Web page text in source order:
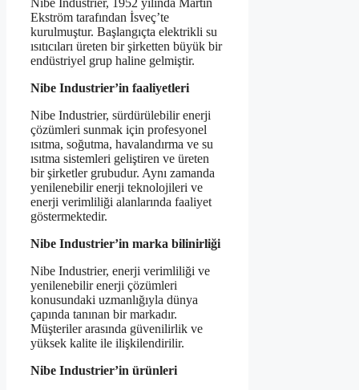
Nibe Industrier, 1952 yılında Martin
Ekström tarafından İsveç’te
kurulmuştur. Başlangıçta elektrikli su
ısıtıcıları üreten bir şirketten büyük bir
endüstriyel grup haline gelmiştir.
Nibe Industrier’in faaliyetleri
Nibe Industrier, sürdürülebilir enerji
çözümleri sunmak için profesyonel
ısıtma, soğutma, havalandırma ve su
ısıtma sistemleri geliştiren ve üreten
bir şirketler grubudur. Aynı zamanda
yenilenebilir enerji teknolojileri ve
enerji verimliliği alanlarında faaliyet
göstermektedir.
Nibe Industrier’in marka bilinirliği
Nibe Industrier, enerji verimliliği ve
yenilenebilir enerji çözümleri
konusundaki uzmanlığıyla dünya
çapında tanınan bir markadır.
Müşteriler arasında güvenilirlik ve
yüksek kalite ile ilişkilendirilir.
Nibe Industrier’in ürünleri